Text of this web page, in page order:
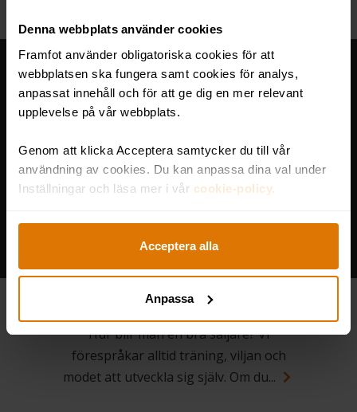
Denna webbplats använder cookies
Framfot använder obligatoriska cookies för att
webbplatsen ska fungera samt cookies för analys,
anpassat innehåll och för att ge dig en mer relevant
upplevelse på vår webbplats.
Genom att klicka Acceptera samtycker du till vår
användning av cookies. Du kan anpassa dina val under
Inställningar och läsa mer i vår cookie-policy.
Acceptera alla
Anpassa
med the Challenger Sales
Model
Hur blir man en bra säljare? Vi
förespråkar alltid träning, viljan och
modet att utveckla sig själv. Om du...